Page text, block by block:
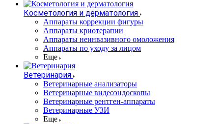
Косметология и дерматология
Аппараты коррекции фигуры
Аппараты криотерапии
Аппараты неинвазивного омоложения
Аппараты по уходу за лицом
Еще
Ветеринария
Ветеринарные анализаторы
Ветеринарные видеоэндоскопы
Ветеринарные рентген-аппараты
Ветеринарные УЗИ
Еще